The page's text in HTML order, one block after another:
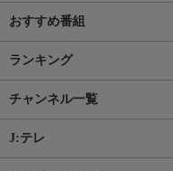
おすすめ番組
ランキング
チャンネル一覧
J:テレ